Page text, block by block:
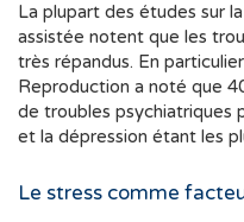
La plupart des études sur
assistée notent que les troubles de la santé mentale sont
très répandus. En
Reproduction a noté que
de troubles psychiatriques
et la dépression étant les
Le stress comme